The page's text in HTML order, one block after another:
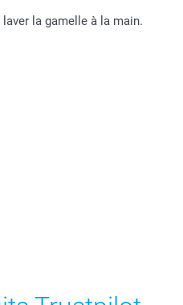
la gamelle à la main.